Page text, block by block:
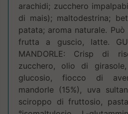
arachidi; zucchero
di mais); maltodestrina;
patata; aroma naturale.
frutta a guscio, latte.
MANDORLE: Crisp di
zucchero, olio di
glucosio, fiocco di
mandorle (15%), uva
sciroppo di fruttosio,